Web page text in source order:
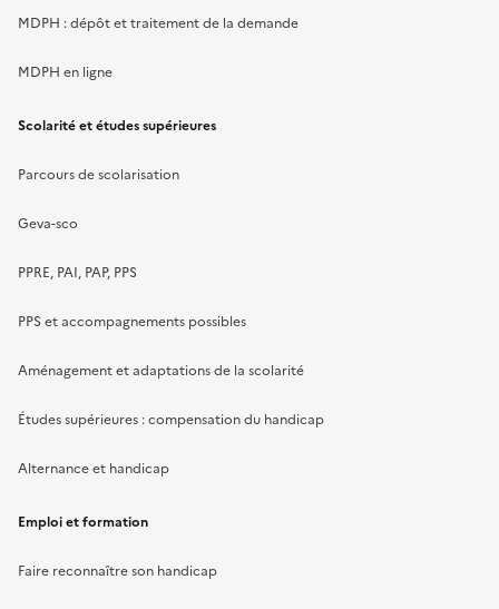
MDPH : dépôt et traitement de la demande
MDPH en ligne
Scolarité et études supérieures
Parcours de scolarisation
Geva-sco
PPRE, PAI, PAP, PPS
PPS et accompagnements possibles
Aménagement et adaptations de la scolarité
Études supérieures : compensation du handicap
Alternance et handicap
Emploi et formation
Faire reconnaître son handicap